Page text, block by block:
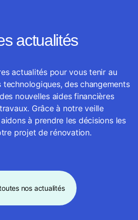
actualités
actualités pour vous tenir au
des changements
nouvelles aides financières
Grâce à notre veille
à prendre les décisions les
projet de rénovation.
nos actualités